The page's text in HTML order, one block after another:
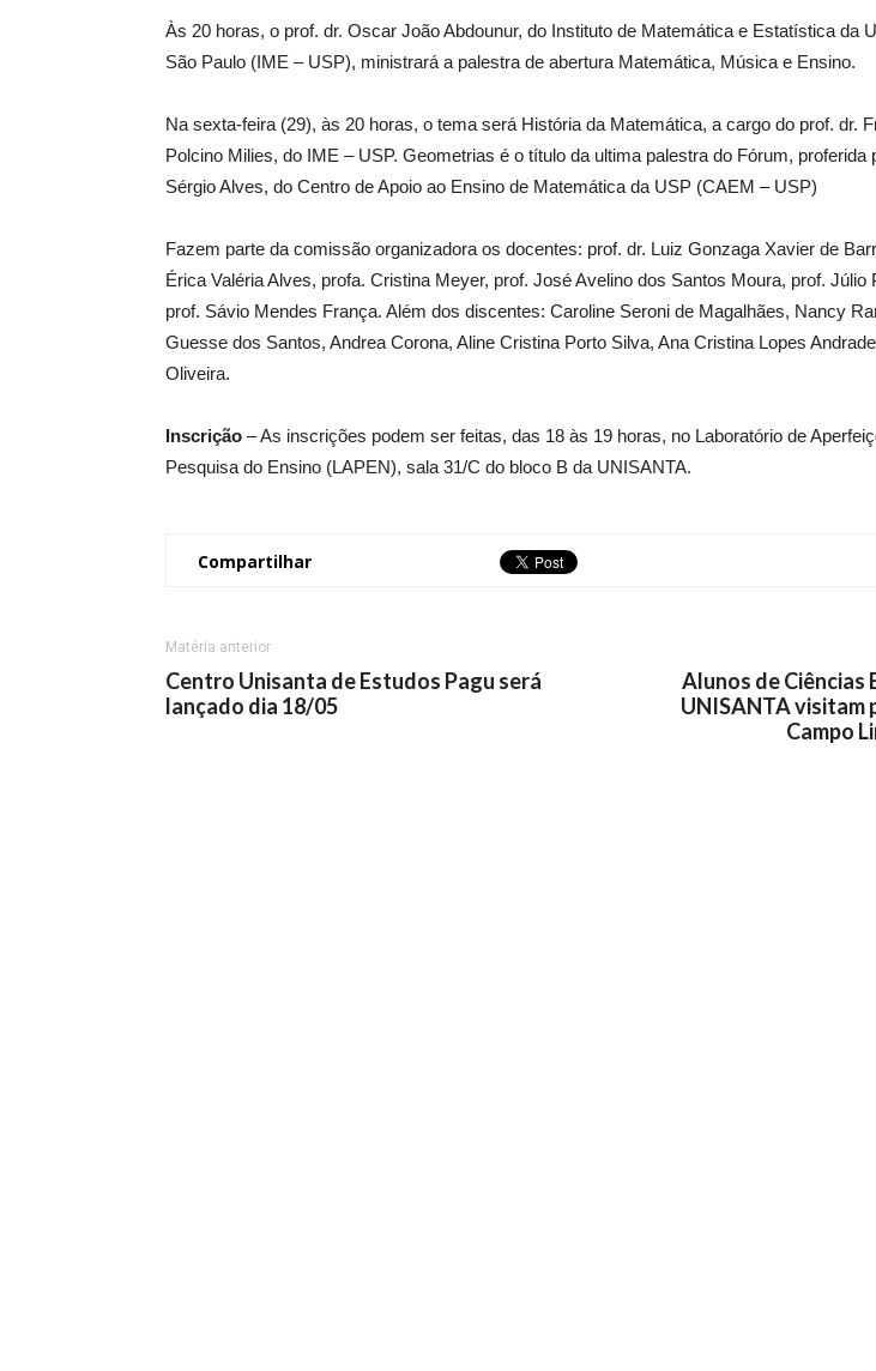
Às 20 horas, o prof. dr. Oscar João Abdounur, do Instituto de Matemática e Estatística da
São Paulo (IME – USP), ministrará a palestra de abertura Matemática, Música e Ensino.
Na sexta-feira (29), às 20 horas, o tema será História da Matemática, a cargo do prof. dr.
Polcino Milies, do IME – USP. Geometrias é o título da ultima palestra do Fórum, proferida
Sérgio Alves, do Centro de Apoio ao Ensino de Matemática da USP (CAEM – USP)
Fazem parte da comissão organizadora os docentes: prof. dr. Luiz Gonzaga Xavier de
Érica Valéria Alves, profa. Cristina Meyer, prof. José Avelino dos Santos Moura, prof. Júlio
prof. Sávio Mendes França. Além dos discentes: Caroline Seroni de Magalhães, Nancy
Guesse dos Santos, Andrea Corona, Aline Cristina Porto Silva, Ana Cristina Lopes
Oliveira.
Inscrição – As inscrições podem ser feitas, das 18 às 19 horas, no Laboratório de
Pesquisa do Ensino (LAPEN), sala 31/C do bloco B da UNISANTA.
Compartilhar
Matéria anterior
Centro Unisanta de Estudos Pagu será
lançado dia 18/05
Alunos de Ciências
UNISANTA visitam
Campo